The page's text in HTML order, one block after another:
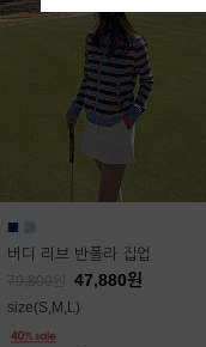
버디 리브 반폴라 집업
79,800 47,880원
size(S,M,L)